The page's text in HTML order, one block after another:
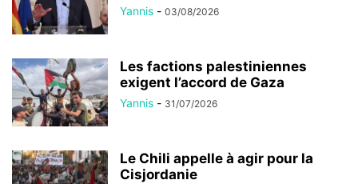
Yannis - 03/08/2026
Les factions palestiniennes
exigent l’accord de Gaza
Yannis - 31/07/2026
Le Chili appelle à agir pour la
Cisjordanie